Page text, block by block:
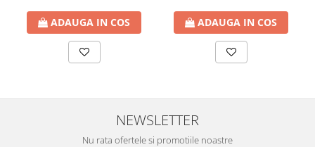
ADAUGA IN COS ADAUGA IN COS
NEWSLETTER
Nu rata ofertele si promotiile noastre